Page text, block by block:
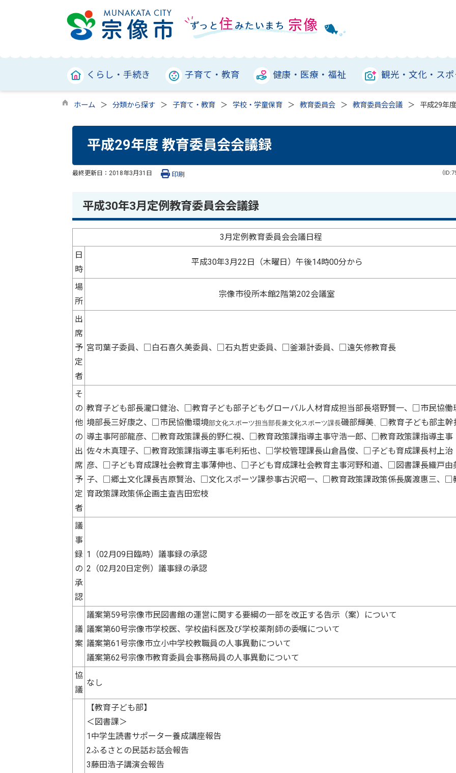
くらし・手続き 子育て・教育 健康・医療・福祉 観光・文化・ス
ホーム 分類から探す 子育て・教育 学校・学童保育 教育委員会 教育委員会会議 平成29年
平成29年度 教育委員会会議録
最終更新日： 2018年3月31日 （
印刷
平成30年3月定例教育委員会会議録
3月定例教育委員会会議日程
日
時
平成30年3月22日（木曜日）午後14時00分から
場
所
宗像市役所本館2階第202会議室
出
席
予
定
者
宮司葉子委員、□白石喜久美委員、□石丸哲史委員、□釜瀬計委員、□遠矢修教育長
そ
の
他
の
出
席
予
定
者
教育子ども部長瀧口健治、□教育子ども部子どもグローバル人材育成担当部長塔野賢一、□市民協働
境部長三好康之、□市民協働環境部文化スポーツ担当部長兼文化スポーツ課長磯部輝美
□教育子ども部主幹
導主事阿部龍彦、□教育政策課長的野仁視、□教育政策課指導主事守浩一郎、□教育政策課指導主事
佐々木真理子、□教育政策課指導主事毛利拓也、□学校管理課長山倉昌俊、□子ども育成課長村上治
彦、□子ども育成課社会教育主事薄伸也、□子ども育成課社会教育主事河野和道、□図書課長織戸由
子、□郷土文化課長吉原賢治、□文化スポーツ課参事古沢昭一、□教育政策課政策係長廣渡惠三、□
育政策課政策係企画主査吉田宏枝
議
事
録
の
承
認
1（02月09日臨時）議事録の承認
2（02月20日定例）議事録の承認
議
案
議案第59号宗像市民図書館の運営に関する要綱の一部を改正する告示（案）について
議案第60号宗像市学校医、学校歯科医及び学校薬剤師の委嘱について
議案第61号宗像市立小中学校教職員の人事異動について
議案第62号宗像市教育委員会事務局員の人事異動について
協
議
なし
【教育子ども部】
＜図書課＞
1中学生読書サポーター養成講座報告
2ふるさとの民話お話会報告
3藤田浩子講演会報告